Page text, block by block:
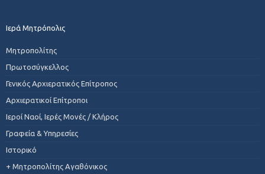
Ιερά Μητρόπολις
Μητροπολίτης
Πρωτοσύγκελλος
Γενικός Αρχιερατικός Επίτροπος
Αρχιερατικοί Επίτροποι
Ιεροί Ναοί, Ιερές Μονές / Κλήρος
Γραφεία & Υπηρεσίες
Ιστορικό
+ Μητροπολίτης Αγαθόνικος